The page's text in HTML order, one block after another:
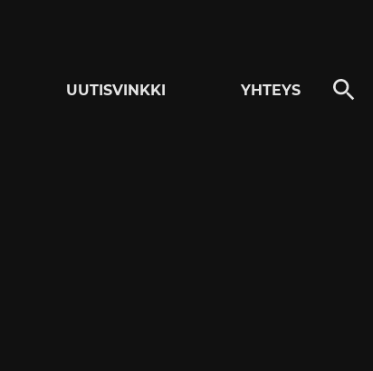
UUTISVINKKI YHTEYS